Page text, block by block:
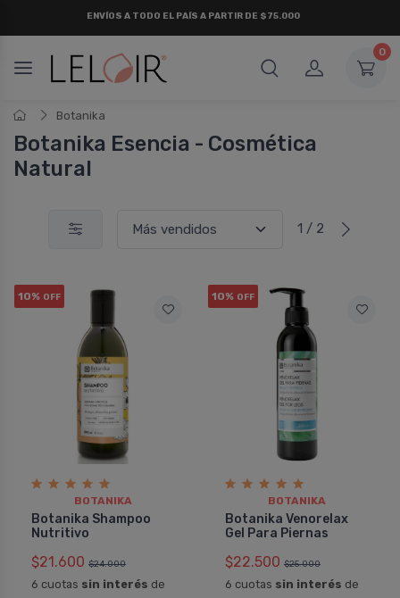
0
Botanika
Botanika Esencia - Cosmética
Natural
1 / 2
10% OFF
BOTANIKA
Botanika Shampoo
Nutritivo
$21.600 $24.000
6 cuotas sin interés de
10% OFF
BOTANIKA
Botanika Venorelax
Gel Para Piernas
$22.500 $25.000
6 cuotas sin interés de